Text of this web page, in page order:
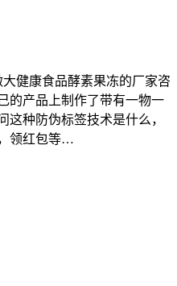
健康食品酵素果冻的厂家咨
的产品上制作了带有一物一
这种防伪标签技术是什么，
领红包等…